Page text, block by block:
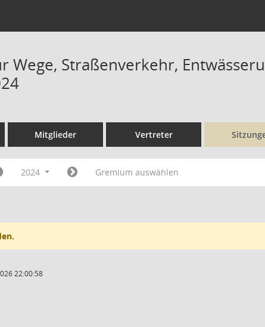
Wege, Straßenverkehr,
Mitglieder Vertreter
2024 Gremium auswählen
22:00:58